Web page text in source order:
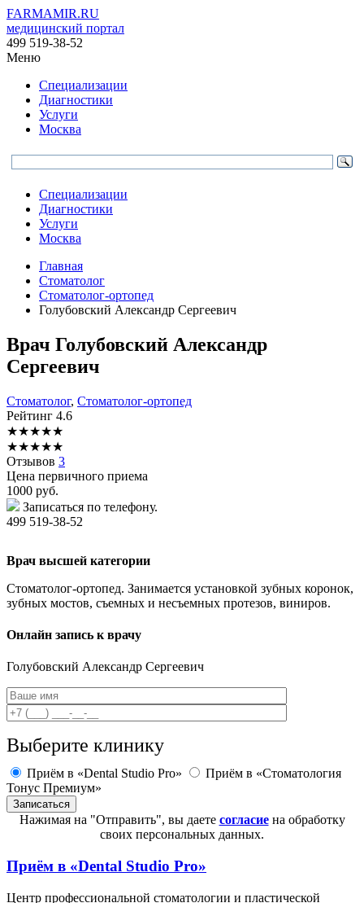
FARMAMIR.RU
медицинский портал
499 519-38-52
Меню
Специализации
Диагностики
Услуги
Москва
Специализации
Диагностики
Услуги
Москва
Главная
Стоматолог
Стоматолог-ортопед
Голубовский Александр Сергеевич
Врач Голубовский Александр
Сергеевич
Стоматолог, Стоматолог-ортопед
Рейтинг 4.6
★★★★★
★★★★★
Отзывов 3
Цена первичного приема
1000 руб.
Записаться по телефону.
499 519-38-52
Врач высшей категории
Стоматолог-ортопед. Занимается установкой зубных коронок,
зубных мостов, съемных и несъемных протезов, виниров.
Онлайн запись к врачу
Голубовский Александр Сергеевич
Выберите клинику
Приём в «Dental Studio Pro»
Приём в «Стоматология
Тонус Премиум»
Нажимая на "Отправить", вы даете согласиена обработку
своих персональных данных.
Приём в «Dental Studio Pro»
Центр профессиональной стоматологии и пластической